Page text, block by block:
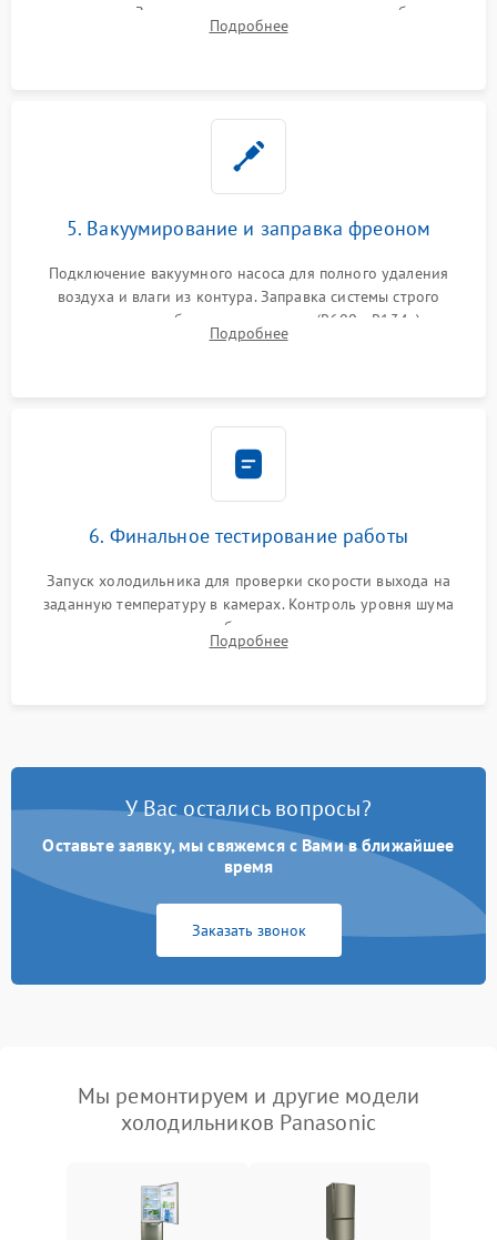
осушителя. Замена изношенных вентиляторов обдува,
сломанных заслонок или поврежденных дверных петель.
Подробнее
5. Вакуумирование и заправка фреоном
Подключение вакуумного насоса для полного удаления
воздуха и влаги из контура. Заправка системы строго
дозированным объемом хладагента (R600a, R134a) по
электронным весам. Контроль рабочего давления в системе.
Подробнее
6. Финальное тестирование работы
Запуск холодильника для проверки скорости выхода на
заданную температуру в камерах. Контроль уровня шума
компрессора, отсутствия обмерзания стенок и корректного
срабатывания системы автоматической оттайки.
Подробнее
У Вас остались вопросы?
Оставьте заявку, мы свяжемся с Вами в ближайшее
время
Заказать звонок
Мы ремонтируем и другие модели
холодильников Panasonic